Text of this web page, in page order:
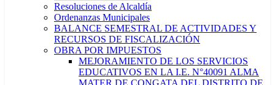
Resoluciones de Alcaldía
Ordenanzas Municipales
BALANCE SEMESTRAL DE ACTIVIDADES Y
RECURSOS DE FISCALIZACIÓN
OBRA POR IMPUESTOS
MEJORAMIENTO DE LOS SERVICIOS
EDUCATIVOS EN LA I.E. N°40091 ALMA
MATER DE CONGATA DEL DISTRITO DE